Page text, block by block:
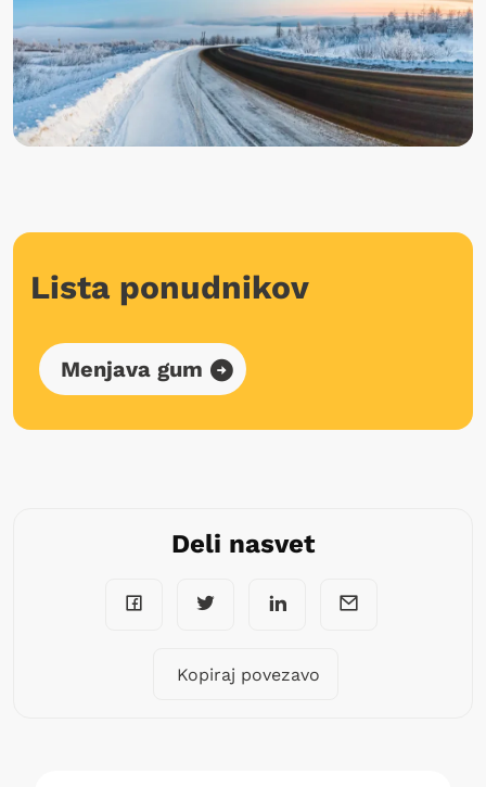
Lista ponudnikov
Menjava gum
Deli nasvet
Kopiraj povezavo